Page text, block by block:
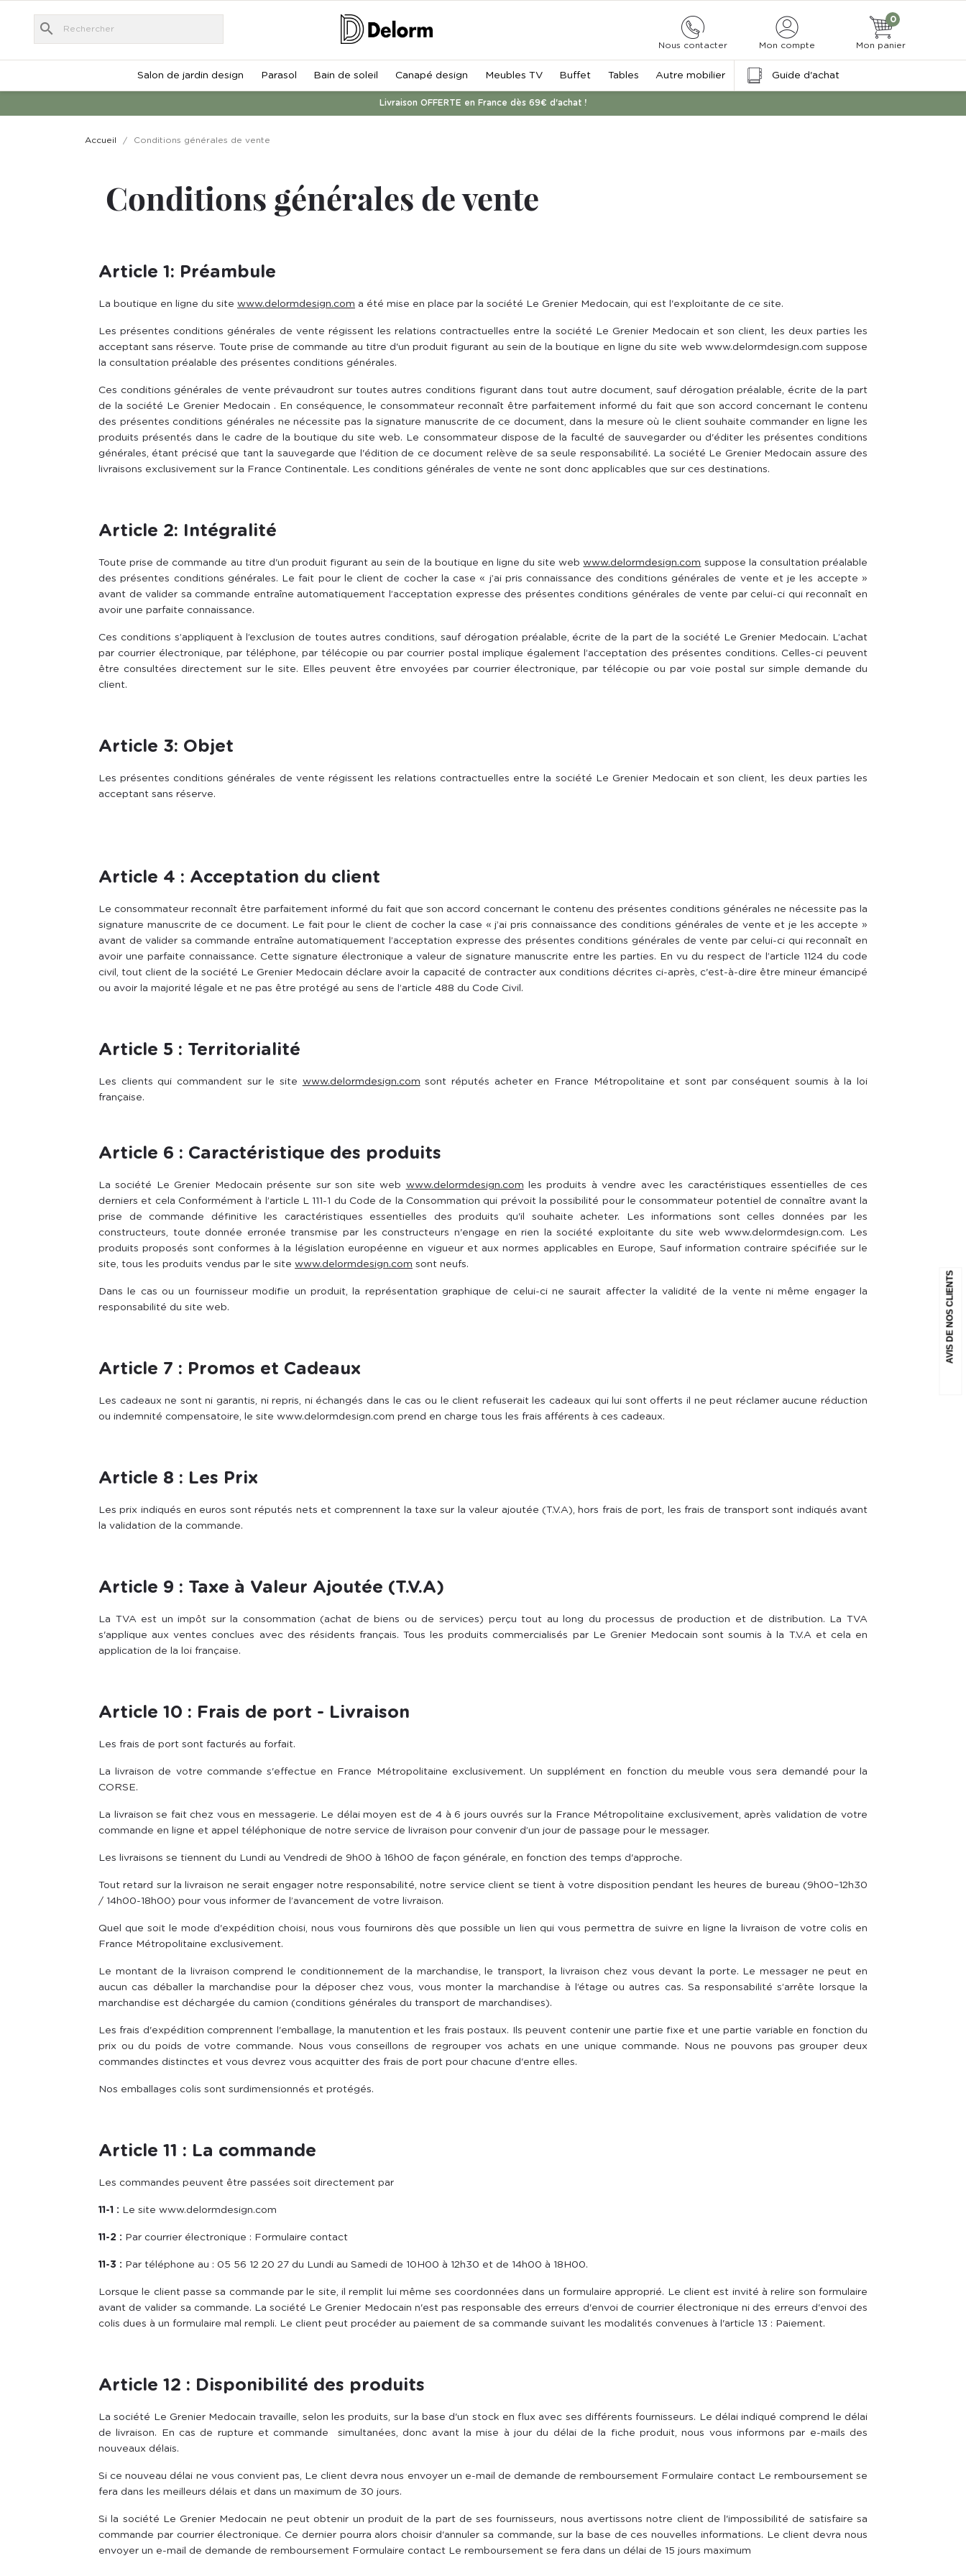
search
Nous contacter Mon compte Mon panier
0
Salon de jardin design Parasol Bain de soleil Canapé design Meubles TV Buffet Tables Autre mobilier Guide d'achat
Livraison OFFERTE en France dès 69€ d'achat !
Accueil Conditions générales de vente
Conditions générales de vente
Article 1: Préambule
La boutique en ligne du site www.delormdesign.com a été mise en place par la société Le Grenier Medocain, qui est l'exploitante de ce site.
Les présentes conditions générales de vente régissent les relations contractuelles entre la société Le Grenier Medocain et son client, les deux parties les
acceptant sans réserve. Toute prise de commande au titre d'un produit figurant au sein de la boutique en ligne du site web www.delormdesign.com suppose
la consultation préalable des présentes conditions générales.
Ces conditions générales de vente prévaudront sur toutes autres conditions figurant dans tout autre document, sauf dérogation préalable, écrite de la part
de la société Le Grenier Medocain . En conséquence, le consommateur reconnaît être parfaitement informé du fait que son accord concernant le contenu
des présentes conditions générales ne nécessite pas la signature manuscrite de ce document, dans la mesure où le client souhaite commander en ligne les
produits présentés dans le cadre de la boutique du site web. Le consommateur dispose de la faculté de sauvegarder ou d'éditer les présentes conditions
générales, étant précisé que tant la sauvegarde que l'édition de ce document relève de sa seule responsabilité. La société Le Grenier Medocain assure des
livraisons exclusivement sur la France Continentale. Les conditions générales de vente ne sont donc applicables que sur ces destinations.
Article 2: Intégralité
Toute prise de commande au titre d'un produit figurant au sein de la boutique en ligne du site webwww.delormdesign.com suppose la consultation préalable
des présentes conditions générales. Le fait pour le client de cocher la case « j’ai pris connaissance des conditions générales de vente et je les accepte »
avant de valider sa commande entraîne automatiquement l’acceptation expresse des présentes conditions générales de vente par celui-ci qui reconnaît en
avoir une parfaite connaissance.
Ces conditions s’appliquent à l’exclusion de toutes autres conditions, sauf dérogation préalable, écrite de la part de la société Le Grenier Medocain. L’achat
par courrier électronique, par téléphone, par télécopie ou par courrier postal implique également l’acceptation des présentes conditions. Celles-ci peuvent
être consultées directement sur le site. Elles peuvent être envoyées par courrier électronique, par télécopie ou par voie postal sur simple demande du
client.
Article 3: Objet
Les présentes conditions générales de vente régissent les relations contractuelles entre la société Le Grenier Medocain et son client, les deux parties les
acceptant sans réserve.
Article 4 : Acceptation du client
Le consommateur reconnaît être parfaitement informé du fait que son accord concernant le contenu des présentes conditions générales ne nécessite pas la
signature manuscrite de ce document. Le fait pour le client de cocher la case « j’ai pris connaissance des conditions générales de vente et je les accepte »
avant de valider sa commande entraîne automatiquement l’acceptation expresse des présentes conditions générales de vente par celui-ci qui reconnaît en
avoir une parfaite connaissance. Cette signature électronique a valeur de signature manuscrite entre les parties. En vu du respect de l’article 1124 du code
civil, tout client de la société Le Grenier Medocain déclare avoir la capacité de contracter aux conditions décrites ci-après, c'est-à-dire être mineur émancipé
ou avoir la majorité légale et ne pas être protégé au sens de l’article 488 du Code Civil.
Article 5 : Territorialité
Les clients qui commandent sur le site www.delormdesign.com sont réputés acheter en France Métropolitaine et sont par conséquent soumis à la loi
française.
Article 6 : Caractéristique des produits
La société Le Grenier Medocain présente sur son site web www.delormdesign.com les produits à vendre avec les caractéristiques essentielles de ces
derniers et cela Conformément à l’article L 111-1 du Code de la Consommation qui prévoit la possibilité pour le consommateur potentiel de connaître avant la
prise de commande définitive les caractéristiques essentielles des produits qu'il souhaite acheter. Les informations sont celles données par les
constructeurs, toute donnée erronée transmise par les constructeurs n'engage en rien la société exploitante du site web www.delormdesign.com. Les
produits proposés sont conformes à la législation européenne en vigueur et aux normes applicables en Europe, Sauf information contraire spécifiée sur le
site, tous les produits vendus par le site www.delormdesign.com sont neufs.
Dans le cas ou un fournisseur modifie un produit, la représentation graphique de celui-ci ne saurait affecter la validité de la vente ni même engager la
responsabilité du site web.
Article 7 : Promos et Cadeaux
Les cadeaux ne sont ni garantis, ni repris, ni échangés dans le cas ou le client refuserait les cadeaux qui lui sont offerts il ne peut réclamer aucune réduction
ou indemnité compensatoire, le site www.delormdesign.com prend en charge tous les frais afférents à ces cadeaux.
Article 8 : Les Prix
Les prix indiqués en euros sont réputés nets et comprennent la taxe sur la valeur ajoutée (T.V.A), hors frais de port, les frais de transport sont indiqués avant
la validation de la commande.
Article 9 : Taxe à Valeur Ajoutée (T.V.A)
La TVA est un impôt sur la consommation (achat de biens ou de services) perçu tout au long du processus de production et de distribution. La TVA
s'applique aux ventes conclues avec des résidents français. Tous les produits commercialisés par Le Grenier Medocain sont soumis à la T.V.A et cela en
application de la loi française.
Article 10 : Frais de port - Livraison
Les frais de port sont facturés au forfait.
La livraison de votre commande s'effectue en France Métropolitaine exclusivement. Un supplément en fonction du meuble vous sera demandé pour la
CORSE.
La livraison se fait chez vous en messagerie. Le délai moyen est de 4 à 6 jours ouvrés sur la France Métropolitaine exclusivement, après validation de votre
commande en ligne et appel téléphonique de notre service de livraison pour convenir d’un jour de passage pour le messager.
Les livraisons se tiennent du Lundi au Vendredi de 9h00 à 16h00 de façon générale, en fonction des temps d'approche.
Tout retard sur la livraison ne serait engager notre responsabilité, notre service client se tient à votre disposition pendant les heures de bureau (9h00–12h30
/ 14h00-18h00) pour vous informer de l’avancement de votre livraison.
Quel que soit le mode d'expédition choisi, nous vous fournirons dès que possible un lien qui vous permettra de suivre en ligne la livraison de votre colis en
France Métropolitaine exclusivement.
Le montant de la livraison comprend le conditionnement de la marchandise, le transport, la livraison chez vous devant la porte. Le messager ne peut en
aucun cas déballer la marchandise pour la déposer chez vous, vous monter la marchandise à l’étage ou autres cas. Sa responsabilité s’arrête lorsque la
marchandise est déchargée du camion (conditions générales du transport de marchandises).
Les frais d'expédition comprennent l'emballage, la manutention et les frais postaux. Ils peuvent contenir une partie fixe et une partie variable en fonction du
prix ou du poids de votre commande. Nous vous conseillons de regrouper vos achats en une unique commande. Nous ne pouvons pas grouper deux
commandes distinctes et vous devrez vous acquitter des frais de port pour chacune d'entre elles.
Nos emballages colis sont surdimensionnés et protégés.
Article 11 : La commande
Les commandes peuvent être passées soit directement par
11-1 : Le site www.delormdesign.com
11-2 : Par courrier électronique : Formulaire contact
11-3 : Par téléphone au : 05 56 12 20 27 du Lundi au Samedi de 10H00 à 12h30 et de 14h00 à 18H00.
Lorsque le client passe sa commande par le site, il remplit lui même ses coordonnées dans un formulaire approprié. Le client est invité à relire son formulaire
avant de valider sa commande. La société Le Grenier Medocain n'est pas responsable des erreurs d'envoi de courrier électronique ni des erreurs d'envoi des
colis dues à un formulaire mal rempli. Le client peut procéder au paiement de sa commande suivant les modalités convenues à l'article 13 : Paiement.
Article 12 : Disponibilité des produits
La société Le Grenier Medocain travaille, selon les produits, sur la base d'un stock en flux avec ses différents fournisseurs. Le délai indiqué comprend le délai
de livraison. En cas de rupture et commande simultanées, donc avant la mise à jour du délai de la fiche produit, nous vous informons par e-mails des
nouveaux délais.
Si ce nouveau délai ne vous convient pas, Le client devra nous envoyer un e-mail de demande de remboursement Formulaire contact Le remboursement se
fera dans les meilleurs délais et dans un maximum de 30 jours.
Si la société Le Grenier Medocain ne peut obtenir un produit de la part de ses fournisseurs, nous avertissons notre client de l'impossibilité de satisfaire sa
commande par courrier électronique. Ce dernier pourra alors choisir d'annuler sa commande, sur la base de ces nouvelles informations. Le client devra nous
envoyer un e-mail de demande de remboursement Formulaire contact Le remboursement se fera dans un délai de 15 jours maximum
AVIS DE NOS CLIENTS